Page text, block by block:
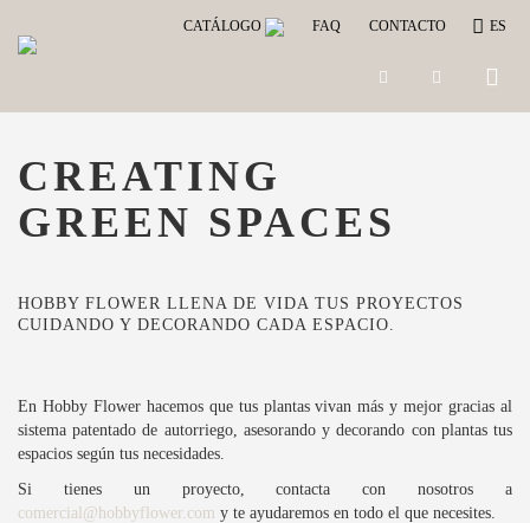
CATÁLOGO FAQ CONTACTO ES
Toggle
CREATING
GREEN SPACES
HOBBY FLOWER LLENA DE VIDA TUS PROYECTOS
CUIDANDO Y DECORANDO CADA ESPACIO.
En Hobby Flower hacemos que tus plantas vivan más y mejor gracias al
sistema patentado de autorriego, asesorando y decorando con plantas tus
espacios según tus necesidades.
Si tienes un proyecto, contacta con nosotros a
comercial@hobbyflower.com y te ayudaremos en todo el que necesites.